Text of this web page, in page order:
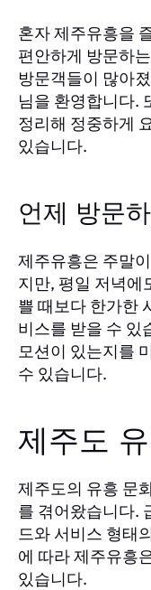
혼자 제주유흥을
편안하게 방문하
방문객들이 많아
님을 환영합니다.
정리해 정중하게
있습니다.
언제 방문
제주유흥은 주말
지만, 평일 저녁에
쁠 때보다 한가한
비스를 받을 수 있
모션이 있는지를
수 있습니다.
제주도
제주도의 유흥 문
를 겪어왔습니다.
드와 서비스 형태
에 따라 제주유흥
있습니다.